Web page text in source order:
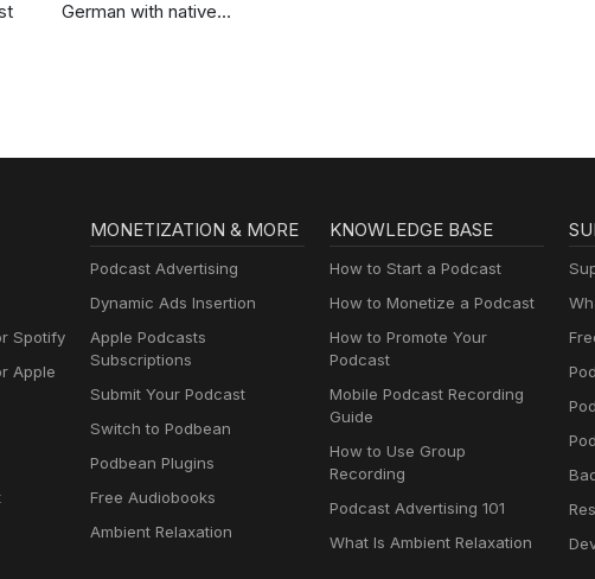
German with native
Spotify
Apple
MONETIZATION & MORE
Podcast Advertising
Dynamic Ads Insertion
Apple Podcasts
Subscriptions
Submit Your Podcast
Switch to Podbean
Podbean Plugins
Free Audiobooks
Ambient Relaxation
KNOWLEDGE BASE
How to Start a Podcast
How to Monetize a Podcast
How to Promote Your
Podcast
Mobile Podcast Recording
Guide
How to Use Group
Recording
Podcast Advertising 101
What Is Ambient Relaxation